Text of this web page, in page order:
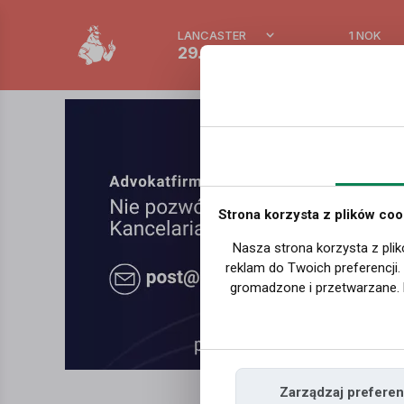
LANCASTER
29.8 °C
1 NOK
Strona korzysta z plików
Nasza strona korzysta z
reklam do Twoich
gromadzone i
Zarządzaj